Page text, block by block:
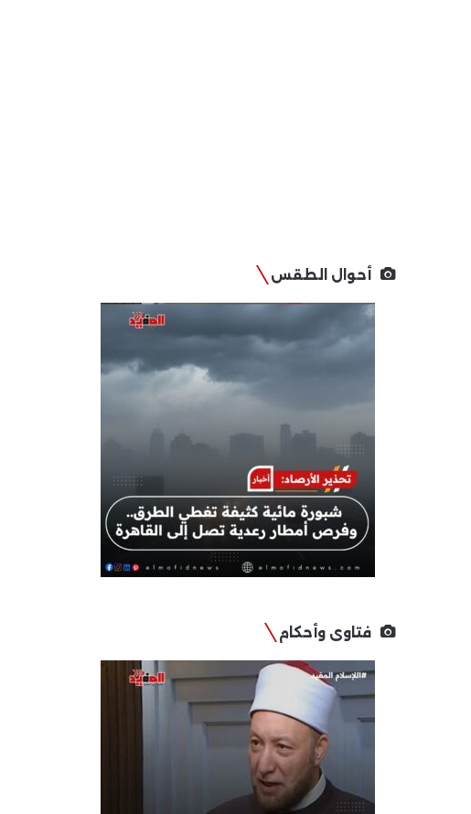
أحوال الطقس
فتاوى وأحكام